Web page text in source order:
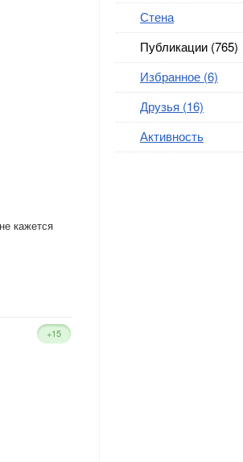
Стена
Публикации (765)
Избранное (6)
Друзья (16)
Активность
кажется
+15